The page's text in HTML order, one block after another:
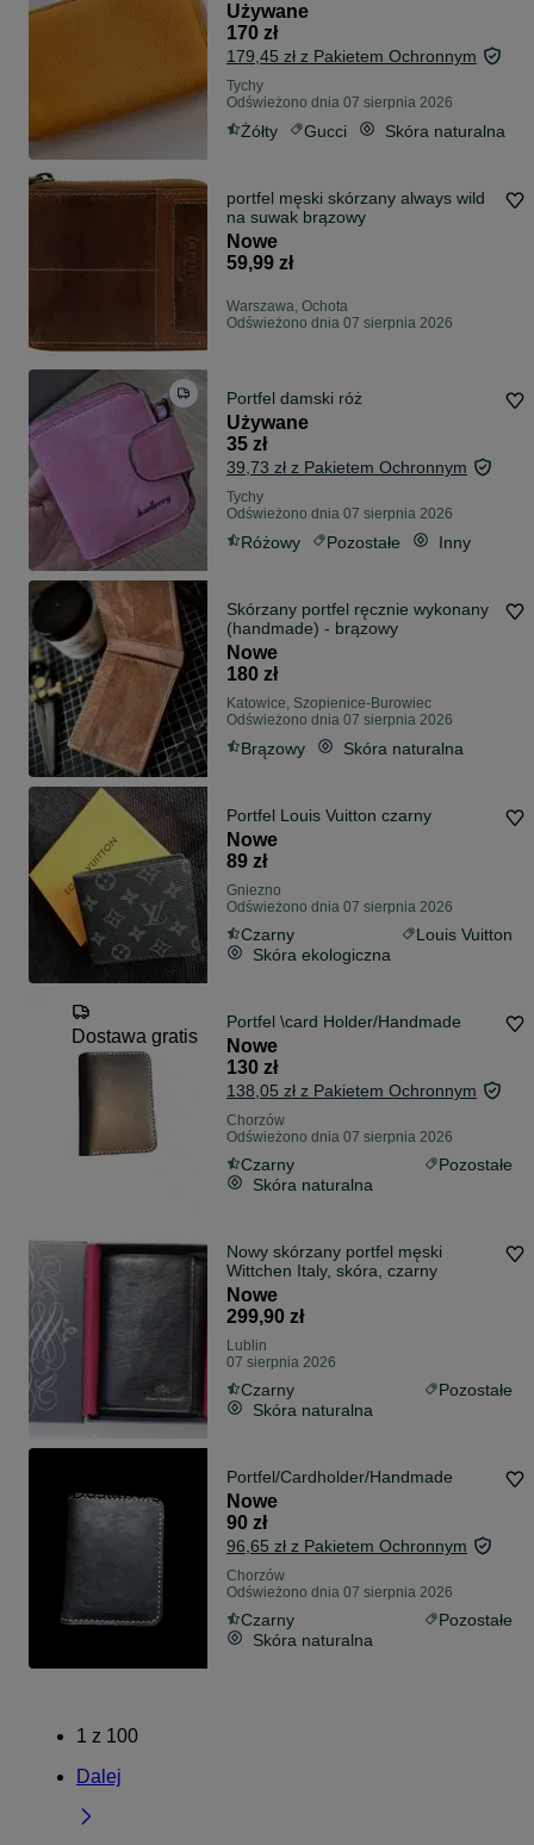
Używane
170 zł
179,45 zł z Pakietem Ochronnym
Tychy
Odświeżono dnia 07 sierpnia 2026
Żółty Gucci Skóra naturalna
portfel męski skórzany always wild
na suwak brązowy
Nowe
59,99 zł
Warszawa, Ochota
Odświeżono dnia 07 sierpnia 2026
Portfel damski róż
Używane
35 zł
39,73 zł z Pakietem Ochronnym
Tychy
Odświeżono dnia 07 sierpnia 2026
Różowy Pozostałe Inny
Skórzany portfel ręcznie wykonany
(handmade) - brązowy
Nowe
180 zł
Katowice, Szopienice-Burowiec
Odświeżono dnia 07 sierpnia 2026
Brązowy Skóra naturalna
Portfel Louis Vuitton czarny
Nowe
89 zł
Gniezno
Odświeżono dnia 07 sierpnia 2026
Czarny
Louis Vuitton
Skóra ekologiczna
Dostawa gratis
Portfel \card Holder/Handmade
Nowe
130 zł
138,05 zł z Pakietem Ochronnym
Chorzów
Odświeżono dnia 07 sierpnia 2026
Czarny
Pozostałe
Skóra naturalna
Nowy skórzany portfel męski
Wittchen Italy, skóra, czarny
Nowe
299,90 zł
Lublin
07 sierpnia 2026
Czarny
Pozostałe
Skóra naturalna
Dostawa gratis
Portfel/Cardholder/Handmade
Nowe
90 zł
96,65 zł z Pakietem Ochronnym
Chorzów
Odświeżono dnia 07 sierpnia 2026
Czarny
Pozostałe
Skóra naturalna
1 z 100
Dalej